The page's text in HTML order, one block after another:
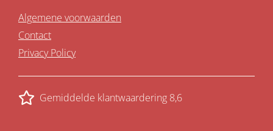
Algemene voorwaarden
Contact
Privacy Policy
Gemiddelde klantwaardering 8,6